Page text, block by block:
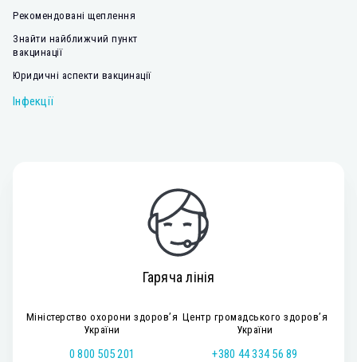
Рекомендовані щеплення
Знайти найближчий пункт
вакцинації
Юридичні аспекти вакцинації
Інфекції
Гаряча лінія
Міністерство охорони здоров’я
України
0 800 505 201
Центр громадського здоров’я
України
+380 44 334 56 89